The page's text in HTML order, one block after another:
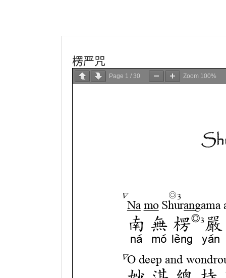
楞严咒
Page 1 / 30 Zoom 100%